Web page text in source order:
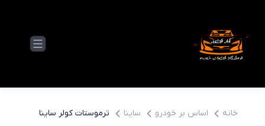
خانه اساس بر خودرو ساینا ترموستات کولر ساینا